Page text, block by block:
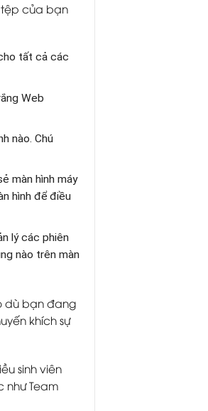
tệp của bạn
tất cả các
Web
nào. Chú
màn hình máy
hình để điều
lý các phiên
nào trên màn
dù bạn đang
khích sự
sinh viên
như Team